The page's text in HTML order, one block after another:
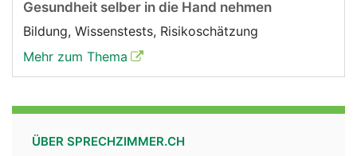
Gesundheit selber in die Hand nehmen
Bildung, Wissenstests, Risikoschätzung
Mehr zum Thema
ÜBER SPRECHZIMMER.CH